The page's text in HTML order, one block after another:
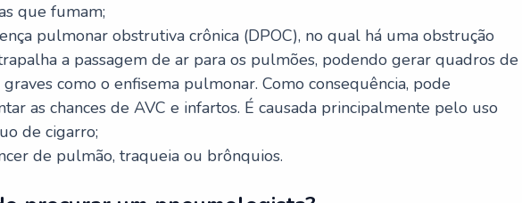
que fumam;
pulmonar obstrutiva crônica (DPOC), no qual há uma obstrução
a passagem de ar para os pulmões, podendo gerar quadros de
como o enfisema pulmonar. Como consequência, pode
as chances de AVC e infartos. É causada principalmente pelo uso
de cigarro;
de pulmão, traqueia ou brônquios.